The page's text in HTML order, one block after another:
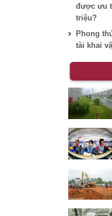
được ưu
triệu?
Phong
tài khai